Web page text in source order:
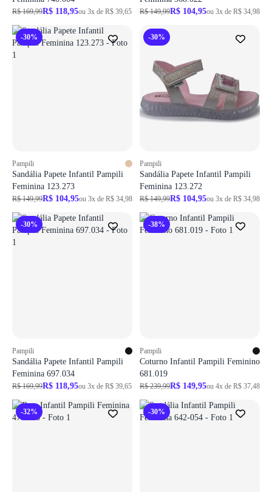
R$ 169,99R$ 118,95ou 3x de R$ 39,65 R$ 149,99R$ 104,95ou 3x de R$ 34,98
-30%
Pampili
Sandália Papete Infantil Pampili
Feminina 123.273
R$ 149,99R$ 104,95ou 3x de R$ 34,98
-30%
Pampili
Sandália Papete Infantil Pampili
Feminina 123.272
R$ 149,99R$ 104,95ou 3x de R$ 34,98
-30%
Pampili
Sandália Papete Infantil Pampili
Feminina 697.034
R$ 169,99R$ 118,95ou 3x de R$ 39,65
-38%
Pampili
Coturno Infantil Pampili Feminino
681.019
R$ 239,99R$ 149,95ou 4x de R$ 37,48
-32% -30%